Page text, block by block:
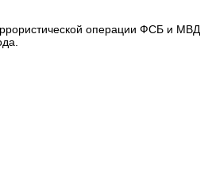
операции ФСБ и МВД